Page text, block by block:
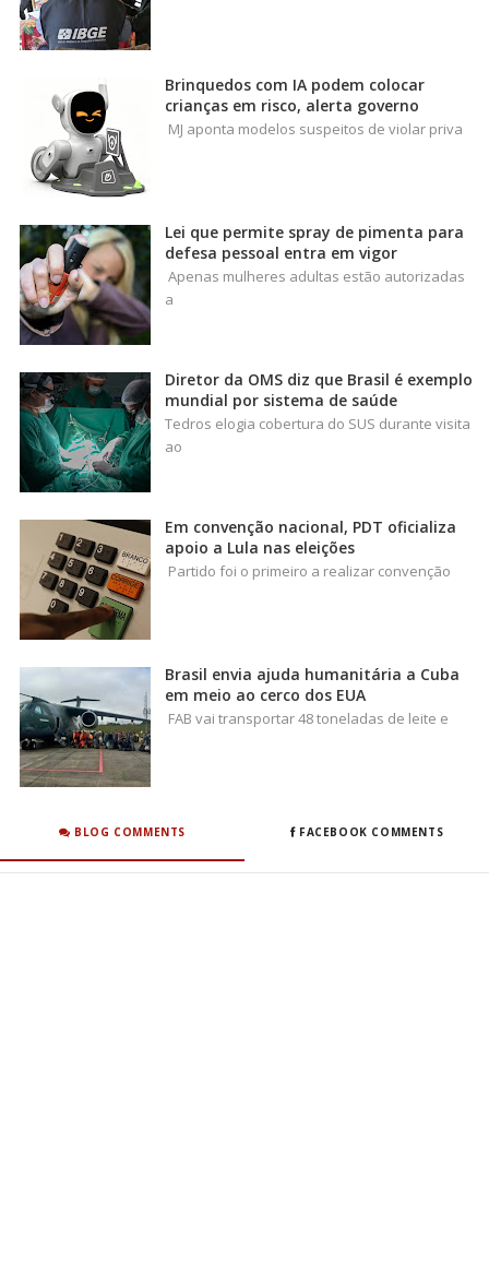
Brinquedos com IA podem colocar
crianças em risco, alerta governo
MJ aponta modelos suspeitos de violar priva
Lei que permite spray de pimenta para
defesa pessoal entra em vigor
Apenas mulheres adultas estão autorizadas
a
Diretor da OMS diz que Brasil é exemplo
mundial por sistema de saúde
Tedros elogia cobertura do SUS durante visita
ao
Em convenção nacional, PDT oficializa
apoio a Lula nas eleições
Partido foi o primeiro a realizar convenção
Brasil envia ajuda humanitária a Cuba
em meio ao cerco dos EUA
FAB vai transportar 48 toneladas de leite e
BLOG COMMENTS FACEBOOK COMMENTS